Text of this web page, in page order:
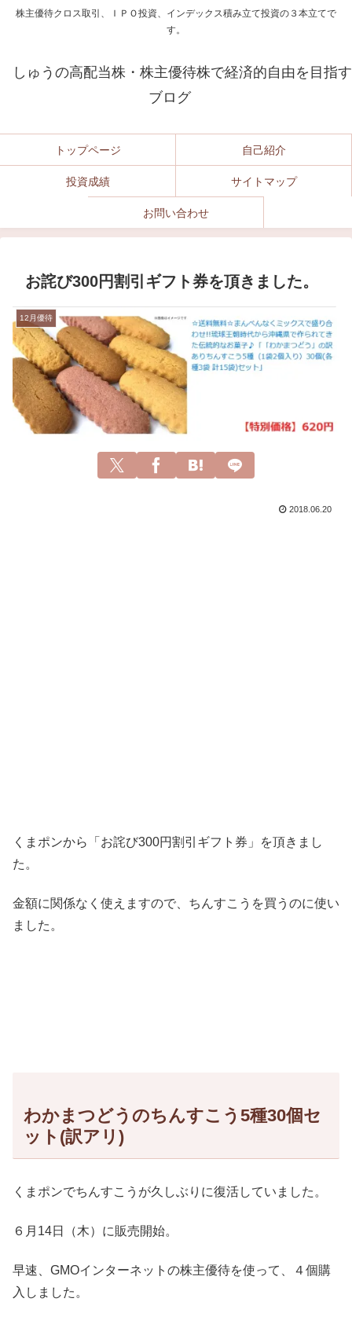
株主優待クロス取引、ＩＰＯ投資、インデックス積み立て投資の３本立てで
す。
しゅうの高配当株・株主優待株で経済的自由を目指す
ブログ
トップページ 自己紹介
投資成績 サイトマップ
お問い合わせ
お詫び300円割引ギフト券を頂きました。
12月優待
2018.06.20
くまポンから「お詫び300円割引ギフト券」を頂きまし
た。
金額に関係なく使えますので、ちんすこうを買うのに使い
ました。
わかまつどうのちんすこう5種30個セ
ット(訳アリ)
くまポンでちんすこうが久しぶりに復活していました。
６月14日（木）に販売開始。
早速、GMOインターネットの株主優待を使って、４個購
入しました。